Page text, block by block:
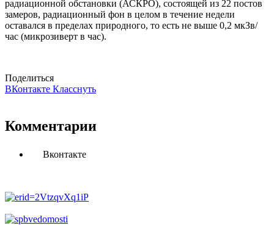
радиационной обстановки (АСКРО), состоящей из 22 постов
замеров, радиационный фон в целом в течение недели
оставался в пределах природного, то есть не выше 0,2 мкЗв/
час (микрозиверт в час).
Поделиться
ВКонтакте Класснуть
Комментарии
Вконтакте